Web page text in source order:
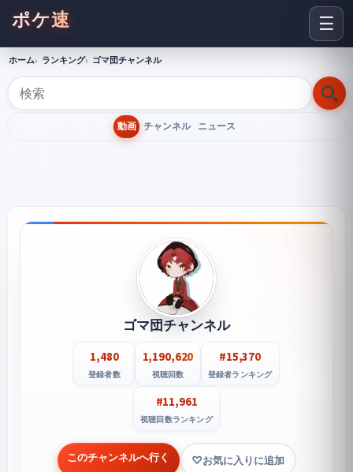
☰
ポケ速
ホーム ランキング ゴマ団チャンネル
動画 チャンネル ニュース
ゴマ団チャンネル
1,480
登録者数
1,190,620
視聴回数
#15,370
登録者ランキング
#11,961
視聴回数ランキング
このチャンネルへ行く お気に入りに追加